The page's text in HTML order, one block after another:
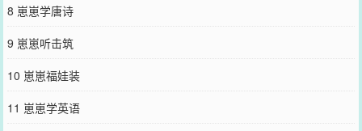
8 崽崽学唐诗
9 崽崽听击筑
10 崽崽福娃装
11 崽崽学英语